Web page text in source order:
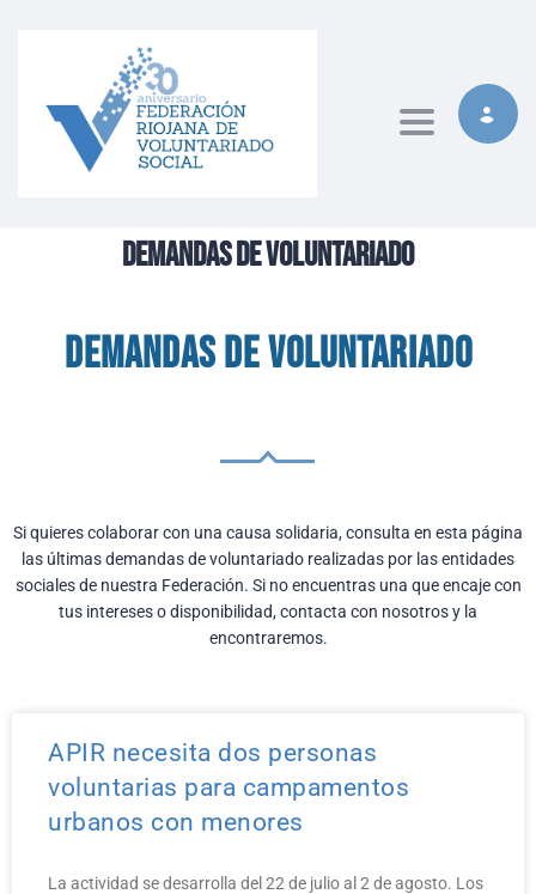
Toggle
Demandas de voluntariado
Demandas de voluntariado
Si quieres colaborar con una causa solidaria, consulta en esta página
las últimas demandas de voluntariado realizadas por las entidades
sociales de nuestra Federación. Si no encuentras una que encaje con
tus intereses o disponibilidad, contacta con nosotros y la
encontraremos.
APIR necesita dos personas
voluntarias para campamentos
urbanos con menores
La actividad se desarrolla del 22 de julio al 2 de agosto. Los